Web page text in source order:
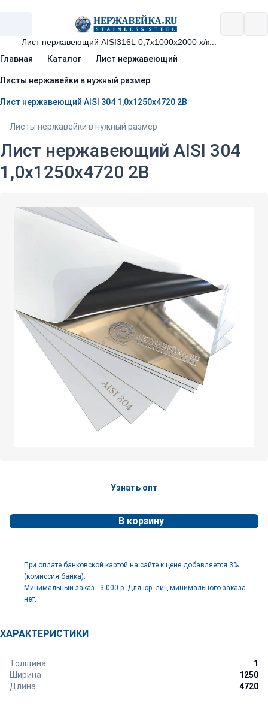
Главная Каталог Лист нержавеющий
Листы нержавейки в нужный размер
Лист нержавеющий AISI 304 1,0х1250х4720 2В
Листы нержавейки в нужный размер
Лист нержавеющий AISI 304
1,0х1250х4720 2В
Узнать опт
В корзину
При оплате банковской картой на сайте к цене добавляется 3%
(комиссия банка).
Минимальный заказ - 3 000 р. Для юр. лиц минимального заказа
нет.
ХАРАКТЕРИСТИКИ
Толщина
1
Ширина
1250
Длина
4720